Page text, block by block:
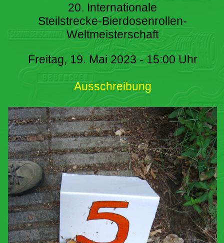
20. Internationale
Steilstrecke-Bierdosenrollen-
Weltmeisterschaft
Freitag, 19. Mai 2023 - 15:00 Uhr
Ausschreibung